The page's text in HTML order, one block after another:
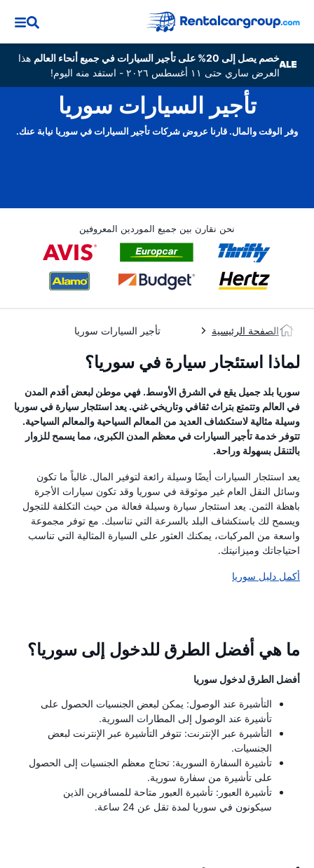
خصم يصل إلى 20% على تأجير السيارات في جميع أنحاء العالم
هذا
العرض ساري حتى ١١ أغسطس ٢٠٢٦ - استفد منه اليوم!
تأجير السيارات سوريا
وفر الوقت والمال. قارنا عروض شركات تأجير السيارات في سوريا نيابة عنك.
نحن نقارن بين جميع الموردين المعروفين
الصفحة الرئيسية تأجير السيارات سوريا
لماذا استئجار سيارة في سوريا؟
سوريا بلد جميل يقع في الشرق الأوسط. فهي موطن لبعض أقدم المدن
في العالم وتتمتع بتراث ثقافي وتاريخي غني. يعد استئجار سيارة في سوريا
وسيلة مثالية لاستكشاف العديد من المعالم السياحية والمعالم السياحية.
تتوفر خدمة تأجير السيارات في معظم المدن الكبرى، مما يسمح للزوار
بالتنقل بسهولة وراحة.
يعد استئجار السيارات أيضًا وسيلة رائعة لتوفير المال. غالباً ما تكون
وسائل النقل العام غير موثوقة في سوريا وقد تكون سيارات الأجرة
باهظة الثمن. يعد استئجار سيارة وسيلة فعالة من حيث التكلفة للتجول
ويسمح لك باستكشاف البلد بالسرعة التي تناسبك. مع توفر مجموعة
واسعة من المركبات، يمكنك العثور على السيارة المثالية التي تناسب
احتياجاتك وميزانيتك.
أكمل دليل سوريا
ما هي أفضل الطرق للدخول إلى سوريا؟
أفضل الطرق لدخول سوريا
التأشيرة عند الوصول: يمكن لبعض الجنسيات الحصول على
تأشيرة عند الوصول إلى المطارات السورية.
التأشيرة عبر الإنترنت: تتوفر التأشيرة عبر الإنترنت لبعض
الجنسيات.
تأشيرة السفارة السورية: تحتاج معظم الجنسيات إلى الحصول
على تأشيرة من سفارة سورية.
تأشيرة العبور: تأشيرة العبور متاحة للمسافرين الذين
سيكونون في سوريا لمدة تقل عن 24 ساعة.